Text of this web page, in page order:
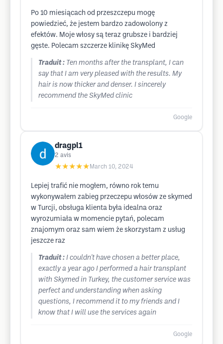
Po 10 miesiącach od przeszczepu mogę
powiedzieć, że jestem bardzo zadowolony z
efektów. Moje włosy są teraz grubsze i bardziej
gęste. Polecam szczerze klinikę SkyMed
Traduit : Ten months after the transplant, I can
say that I am very pleased with the results. My
hair is now thicker and denser. I sincerely
recommend the SkyMed clinic
Google
dragpl1
2 avis
★★★★★ March 10, 2024
Lepiej trafić nie mogłem, równo rok temu
wykonywałem zabieg przeczepu włosów ze skymed
w Turcji, obsługa klienta była idealna oraz
wyrozumiała w momencie pytań, polecam
znajomym oraz sam wiem że skorzystam z usług
jeszcze raz
Traduit : I couldn't have chosen a better place,
exactly a year ago I performed a hair transplant
with Skymed in Turkey, the customer service was
perfect and understanding when asking
questions, I recommend it to my friends and I
know that I will use the services again
Google